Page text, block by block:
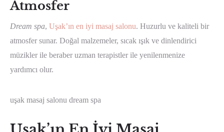
Atmosfer
Dream spa, Uşak’ın en iyi masaj salonu. Huzurlu ve kaliteli bir
atmosfer sunar. Doğal malzemeler, sıcak ışık ve dinlendirici
müzikler ile beraber uzman terapistler ile yenilenmenize
yardımcı olur.
uşak masaj salonu dream spa